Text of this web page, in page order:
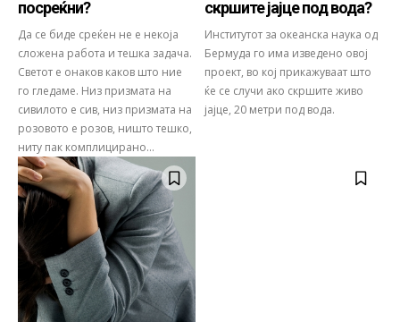
посреќни?
Да се биде среќен не е некоја
сложена работа и тешка задача.
Светот е онаков каков што ние
го гледаме. Низ призмата на
сивилото е сив, низ призмата на
розовото е розов, ништо тешко,
ниту пак комплицирано...
скршите јајце под вода?
Институтот за океанска наука од
Бермуда го има изведено овој
проект, во кој прикажуваат што
ќе се случи ако скршите живо
јајце, 20 метри под вода.